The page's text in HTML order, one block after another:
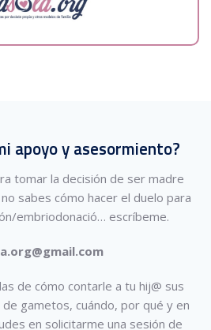
apoyo y asesormiento?
tomar la decisión de ser madre
sabes cómo hacer el duelo para
embriodonació… escríbeme.
de cómo contarle a tu hij@ sus
gametos, cuándo, por qué y en
en solicitarme una sesión de